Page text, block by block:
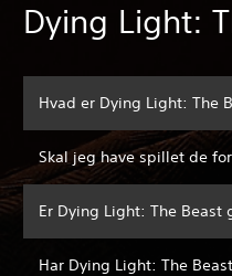
Dying Light:
Hvad er Dying Light: The
Skal jeg have spillet de
Er Dying Light: The Beast
Har Dying Light: The